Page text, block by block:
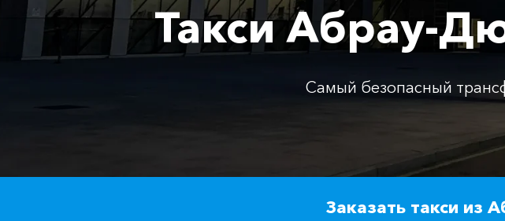
Такси Абрау-
Самый безопасный
Заказать такси из